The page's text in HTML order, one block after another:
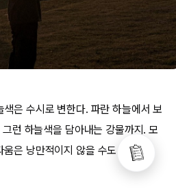
은 수시로 변한다. 파란 하늘에서 보
런 하늘색을 담아내는 강물까지. 모
은 낭만적이지 않을 수도 없다.